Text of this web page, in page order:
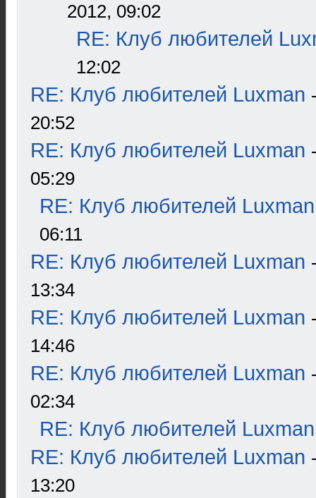
2012, 09:02
RE: Клуб любителей
12:02
RE: Клуб любителей Luxman
20:52
RE: Клуб любителей Luxman
05:29
RE: Клуб любителей Luxman
06:11
RE: Клуб любителей Luxman
13:34
RE: Клуб любителей Luxman
14:46
RE: Клуб любителей Luxman
02:34
RE: Клуб любителей Luxman
RE: Клуб любителей Luxman
13:20